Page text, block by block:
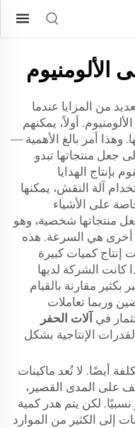
الألومنيوم
من المزايا عندما
أولاً، يمكنهم
وهذا أمر بالغ الأهمية —
جعل منتجاتها تبدو
بإنتاج الهدايا
آلة النقش، يمكنها
على الأشياء
منتجاتها شخصية، وهو
هي السرعة. هذه
إنتاج كميات كبيرة
كانت الشركة لديها
مقارنة بالقيام
وربما تعاملات
في آلات الحفر
الإنتاجية بشكل
أيضًا. لا تُعد ماكينات
على المدى القصير،
لكن يتم هدر كمية
إلى الكثير من الموارد